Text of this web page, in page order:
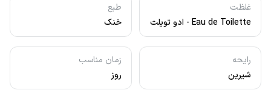
غلظت
Eau de Toilette - ادو تویلت
طبع
خنک
رایحه
شیرین
زمان مناسب
روز